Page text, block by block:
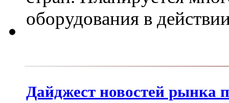
оборудования в
Дайджест новостей рынка